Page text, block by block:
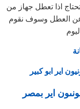
اذا تعطل جهاز من
عن العطل وسوف نقوم
اير ابو كبير
اير بمصر